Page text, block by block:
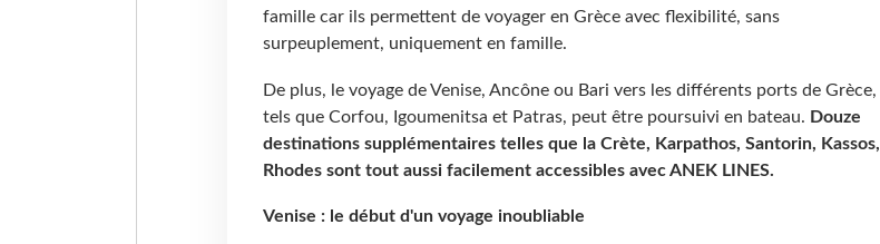
famille car ils permettent de voyager en Grèce avec flexibilité, sans
surpeuplement, uniquement en famille.
De plus, le voyage de Venise, Ancône ou Bari vers les différents ports de Grèce,
tels que Corfou, Igoumenitsa et Patras, peut être poursuivi en bateau. Douze
destinations supplémentaires telles que la Crète, Karpathos, Santorin, Kassos,
Rhodes sont tout aussi facilement accessibles avec ANEK LINES.
Venise : le début d'un voyage inoubliable